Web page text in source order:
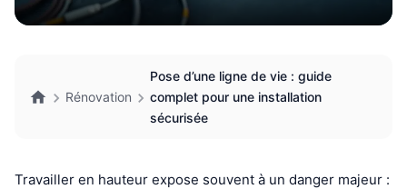
Rénovation
Pose d’une ligne de vie : guide
complet pour une installation
sécurisée
Travailler en hauteur expose souvent à un danger majeur :